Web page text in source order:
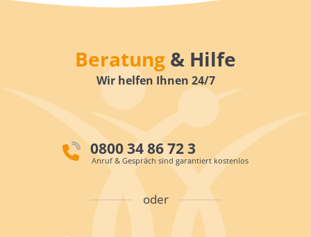
Beratung & Hilfe
Wir helfen Ihnen 24/7
0800 34 86 72 3
Anruf & Gespräch sind garantiert kostenlos
oder